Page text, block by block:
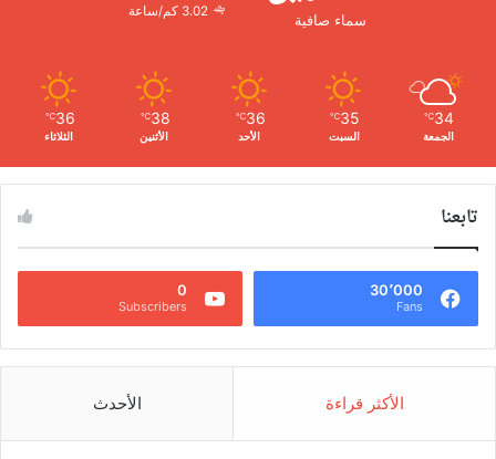
سماء صافية 3.02 كم/ساعة
34
℃
الجمعة
35
℃
السبت
36
℃
الأحد
38
℃
الأثنين
36
℃
الثلاثاء
تابعنا
30٬000
Fans
0
Subscribers
الأكثر قراءة الأحدث